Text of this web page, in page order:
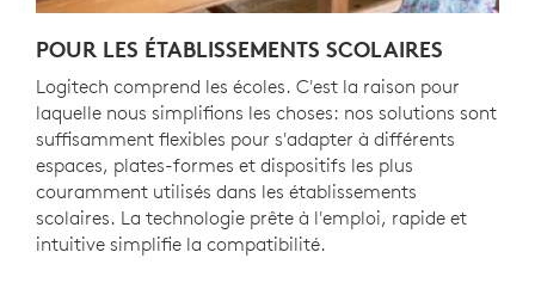
POUR LES ÉTABLISSEMENTS SCOLAIRES
Logitech comprend les écoles. C'est la raison pour
laquelle nous simplifions les choses: nos solutions sont
suffisamment flexibles pour s'adapter à différents
espaces, plates-formes et dispositifs les plus
couramment utilisés dans les établissements
scolaires. La technologie prête à l'emploi, rapide et
intuitive simplifie la compatibilité.